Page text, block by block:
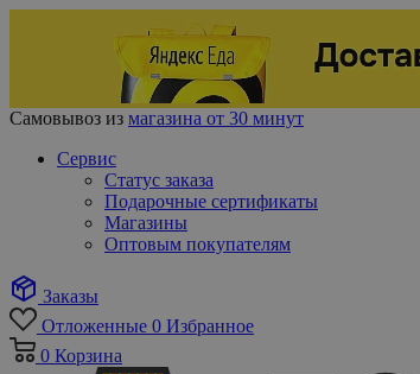
Самовывоз из магазина от 30 минут
Сервис
Статус заказа
Подарочные сертификаты
Магазины
Оптовым покупателям
Заказы
Отложенные 0 Избранное
0 Корзина